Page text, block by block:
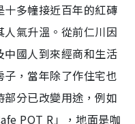
多幢接近百年的紅磚
氣升溫。從前仁川因
國人到來經商和生活
，當年除了作住宅也
分已改變用途，例如
POT R」，地面是咖